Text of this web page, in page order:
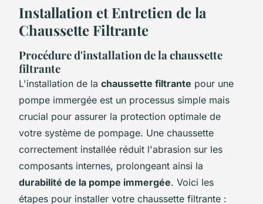
Installation et Entretien de la
Chaussette Filtrante
Procédure d'installation de la chaussette
filtrante
L'installation de la chaussette filtrante pour une
pompe immergée est un processus simple mais
crucial pour assurer la protection optimale de
votre système de pompage. Une chaussette
correctement installée réduit l'abrasion sur les
composants internes, prolongeant ainsi la
durabilité de la pompe immergée. Voici les
étapes pour installer votre chaussette filtrante :